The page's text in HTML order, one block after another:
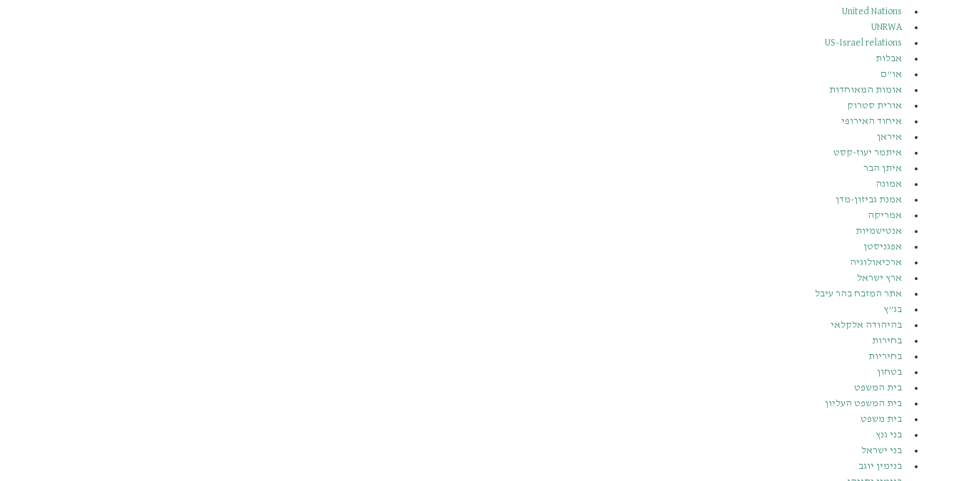
United Nations
UNRWA
US-Israel relations
אבלות
או”ם
אומות המאוחדות
אורית סטרוק
איחוד האירופי
איראן
איתמר יעוז-קסט
איתן הבר
אמונה
אמנת גביזון-מדן
אמריקה
אנטישמיות
אפגניסטן
ארכיאולוגיה
ארץ ישראל
אתר המזבח בהר עיבל
בג”ץ
בהיהודה אלקלאי
בחירות
בחיריות
בטחון
בית המשפט
בית המשפט העליון
בית משפט
בני גנץ
בני ישראל
בנימין יוגב